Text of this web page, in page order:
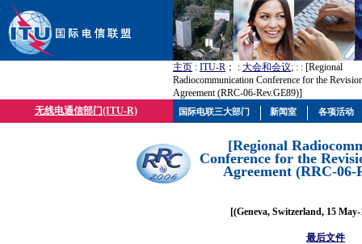
主页 : ITU-R ； : 大会和会议; : : [Regional
Radiocommunication Conference for the
Agreement (RRC-06-Rev.GE89)]
无线电通信部门(ITU-R)
[Regional
Conference for the
Agreement (RRC-06-
[(Geneva, Switzerland, 15
最后文件
国际电联三大部门 新闻室 各项活动